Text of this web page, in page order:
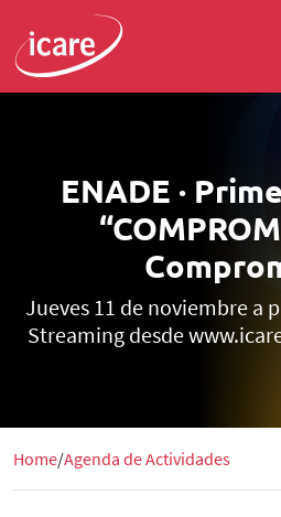
ENADE ·
Jueves 11 de noviembre a
Streaming desde
Home Agenda de Actividades